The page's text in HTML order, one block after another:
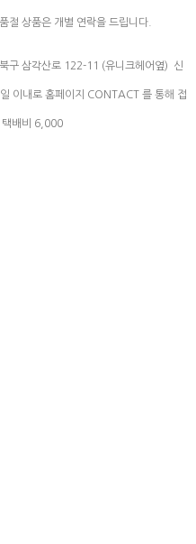
절 상품은 개별 연락을 드립니다.
구 삼각산로 122-11 (유니크헤어옆) 신
이내로 홈페이지 CONTACT 를 통해 접
택배비 6,000